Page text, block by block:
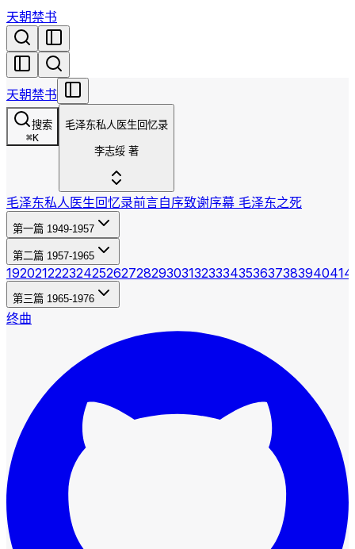
天朝禁书
天朝禁书
搜索
⌘K
毛泽东私人医生回忆录
李志绥 著
毛泽东私人医生回忆录前言自序致谢序幕 毛泽东之死
第一篇 1949-1957
第二篇 1957-1965
1920212223242526272829303132333435363738394041
第三篇 1965-1976
终曲